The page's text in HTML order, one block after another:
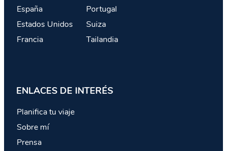
España
Estados Unidos
Francia
Portugal
Suiza
Tailandia
ENLACES DE INTERÉS
Planifica tu viaje
Sobre mí
Prensa